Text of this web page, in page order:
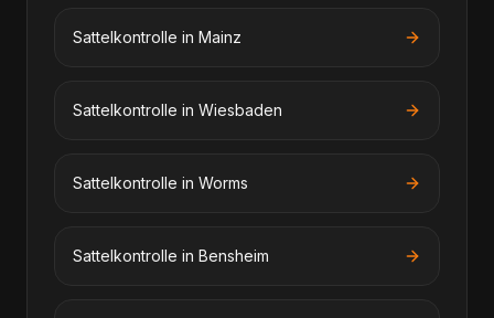
Sattelkontrolle in Mainz
Sattelkontrolle in Wiesbaden
Sattelkontrolle in Worms
Sattelkontrolle in Bensheim